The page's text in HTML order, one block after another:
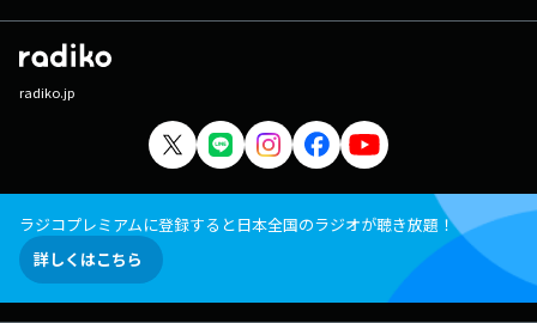
radiko.jp
ラジコプレミアムに登録すると日本全国のラジオが聴き放題！
詳しくはこちら